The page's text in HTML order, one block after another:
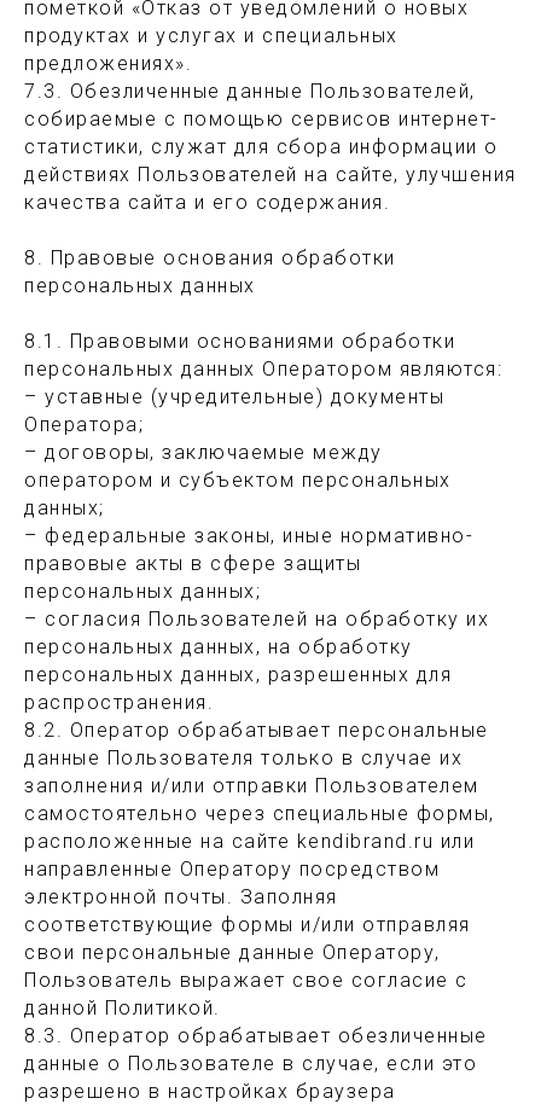
пометкой «Отказ от уведомлений о новых
продуктах и услугах и специальных
предложениях».
7.3. Обезличенные данные Пользователей,
собираемые с помощью сервисов интернет-
статистики, служат для сбора информации о
действиях Пользователей на сайте, улучшения
качества сайта и его содержания.
8. Правовые основания обработки
персональных данных
8.1. Правовыми основаниями обработки
персональных данных Оператором являются:
– уставные (учредительные) документы
Оператора;
– договоры, заключаемые между
оператором и субъектом персональных
данных;
– федеральные законы, иные нормативно-
правовые акты в сфере защиты
персональных данных;
– согласия Пользователей на обработку их
персональных данных, на обработку
персональных данных, разрешенных для
распространения.
8.2. Оператор обрабатывает персональные
данные Пользователя только в случае их
заполнения и/или отправки Пользователем
самостоятельно через специальные формы,
расположенные на сайте kendibrand.ru или
направленные Оператору посредством
электронной почты. Заполняя
соответствующие формы и/или отправляя
свои персональные данные Оператору,
Пользователь выражает свое согласие с
данной Политикой.
8.3. Оператор обрабатывает обезличенные
данные о Пользователе в случае, если это
разрешено в настройках браузера